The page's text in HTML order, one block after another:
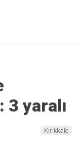
3 yaralı
Kırıkkale